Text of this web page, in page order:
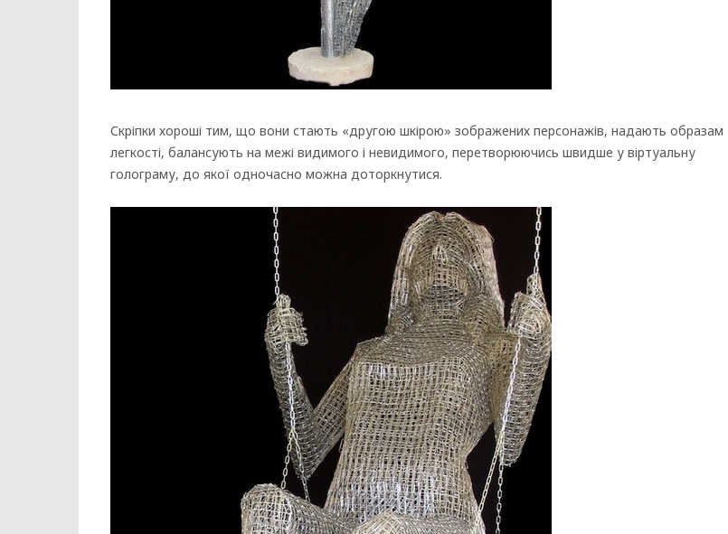
Скріпки хороші тим, що вони стають «другою шкірою» зображених персонажів, надають образам
легкості, балансують на межі видимого і невидимого, перетворюючись швидше у віртуальну
голограму, до якої одночасно можна доторкнутися.